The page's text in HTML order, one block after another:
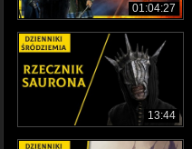
01:04:27
13:44